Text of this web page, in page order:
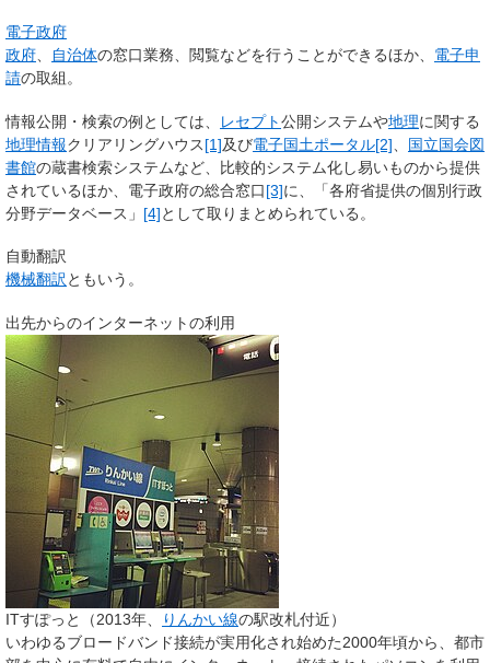
電子政府
政府
自治体の窓口業務、閲覧などを行うことができるほか、 電子申
請の取組。
情報公開・検索の例としては、 レセプト公開システムや地理に関する
地理情報クリアリングハウス[1]及び電子国土ポータル[2]
国立国会図
書館の蔵書検索システムなど、比較的システム化し易いものから提供
されているほか、電子政府の総合窓口[3]に、「各府省提供の個別行政
分野データベース」 [4]として取りまとめられている。
自動翻訳
機械翻訳ともいう。
出先からのインターネットの利用
ITすぽっと（2013年、 りんかい線の駅改札付近）
いわゆるブロードバンド接続が実用化され始めた2000年頃から、都市